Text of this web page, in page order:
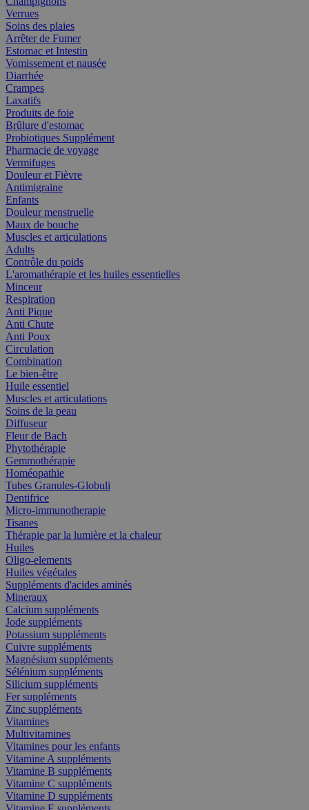
Verrues
Soins des plaies
Arrêter de Fumer
Estomac et Intestin
Vomissement et nausée
Diarrhée
Crampes
Laxatifs
Produits de foie
Brûlure d'estomac
Probiotiques Supplément
Pharmacie de voyage
Vermifuges
Douleur et Fièvre
Antimigraine
Enfants
Douleur menstruelle
Maux de bouche
Muscles et articulations
Adults
Contrôle du poids
L'aromathérapie et les huiles essentielles
Minceur
Respiration
Anti Pique
Anti Chute
Anti Poux
Circulation
Combination
Le bien-être
Huile essentiel
Muscles et articulations
Soins de la peau
Diffuseur
Fleur de Bach
Phytothérapie
Gemmothérapie
Homéopathie
Tubes Granules-Globuli
Dentifrice
Micro-immunotherapie
Tisanes
Thérapie par la lumière et la chaleur
Huiles
Oligo-elements
Huiles végétales
Suppléments d'acides aminés
Mineraux
Calcium suppléments
Jode suppléments
Potassium suppléments
Cuivre suppléments
Magnésium suppléments
Sélénium suppléments
Silicium suppléments
Fer suppléments
Zinc suppléments
Vitamines
Multivitamines
Vitamines pour les enfants
Vitamine A suppléments
Vitamine B suppléments
Vitamine C suppléments
Vitamine D suppléments